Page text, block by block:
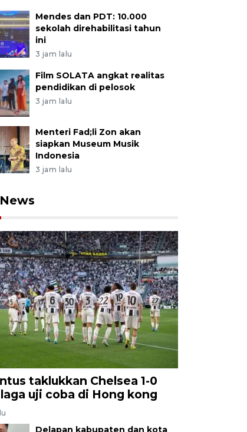
Mendes dan PDT: 10.000
sekolah direhabilitasi tahun
ini
3 jam lalu
Film SOLATA angkat realitas
pendidikan di pelosok
3 jam lalu
Menteri Fad;li Zon akan
siapkan Museum Musik
Indonesia
3 jam lalu
taklukkan Chelsea 1-0
uji coba di Hong kong
Delapan kabupaten dan kota